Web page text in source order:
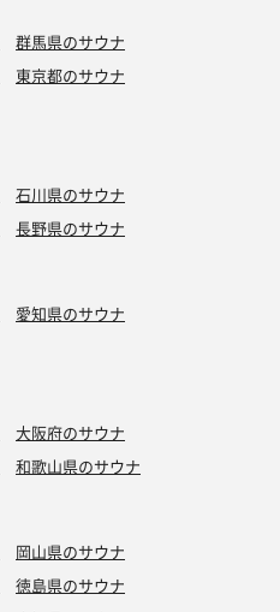
群馬県のサウナ
東京都のサウナ
石川県のサウナ
長野県のサウナ
愛知県のサウナ
大阪府のサウナ
和歌山県のサウナ
岡山県のサウナ
徳島県のサウナ